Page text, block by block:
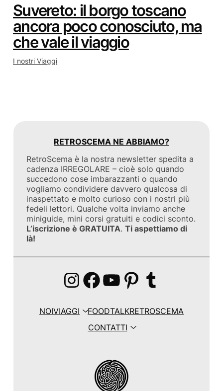
Suvereto: il borgo toscano
ancora poco conosciuto, ma
che vale il viaggio
I nostri Viaggi
RETROSCEMA NE ABBIAMO?
RetroScema è la nostra newsletter spedita a
cadenza IRREGOLARE – cioè solo quando
succedono cose imbarazzanti o quando
vogliamo condividere davvero qualcosa di
inaspettato e molto curioso con i nostri più
fedeli lettori. Qualche volta inviamo anche
miniguide, mini corsi gratuiti e codici sconto.
L’iscrizione è GRATUITA.Ti aspettiamo di
là!
Instagram
Facebook
YouTube
Pinterest
Tumblr
NOIVIAGGI FOODTALKRETROSCEMA
CONTATTI